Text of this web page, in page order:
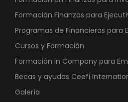
Formación Finanzas para
Programas de Financieras para
Cursos y Formación
Formación in Company para
Becas y ayudas Ceefi
Galería